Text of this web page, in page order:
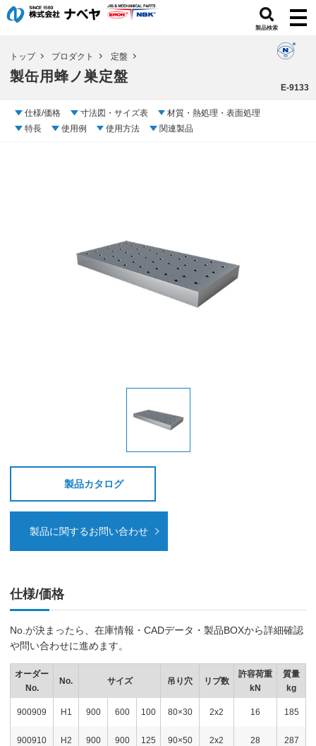
製品検索
トップ プロダクト 定盤
製缶用蜂ノ巣定盤
E-9133
仕様/価格 寸法図・サイズ表
材質・熱処理・表面処理
特長
使用例 使用方法 関連製品
製品カタログ
製品に関するお問い合わせ
仕様/価格
No.が決まったら、在庫情報・CADデータ・製品BOXから詳細確認
や問い合わせに進めます。
オーダー
No.
No. サイズ 吊り穴 リブ数
許容荷重
kN
質量
kg
900909 H1 900 600 100 80×30 2x2 16 185
900910 H2 900 900 125 90×50 2x2 28 287